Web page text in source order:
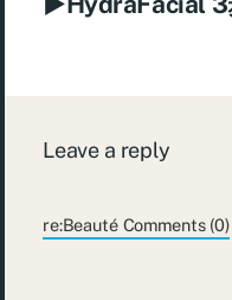
Leave a reply
re:Beauté Comments (0)